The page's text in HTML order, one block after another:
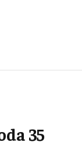
35